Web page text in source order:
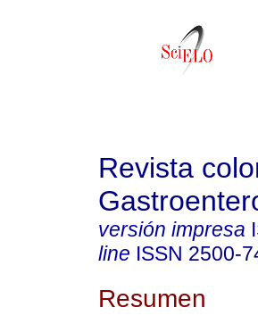
Revista
versión impresa
line ISSN 2500-
Resumen